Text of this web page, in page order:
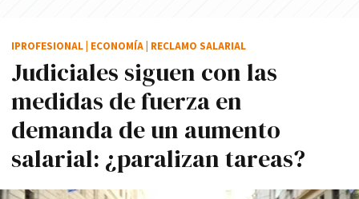
Judiciales siguen con las
medidas de fuerza en
demanda de un aumento
salarial: ¿paralizan tareas?
IPROFESIONAL ECONOMÍA RECLAMO SALARIAL